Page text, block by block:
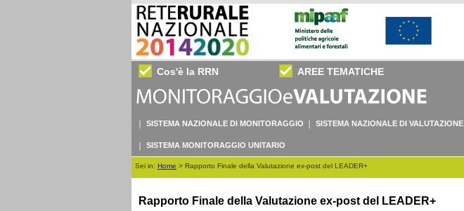
Cos'è la RRN AREE TEMATICHE
SISTEMA NAZIONALE DI MONITORAGGIO SISTEMA NAZIONALE DI VALUTAZIONE
SISTEMA MONITORAGGIO UNITARIO
Sei in: Home > Rapporto Finale della Valutazione ex-post del LEADER+
Rapporto Finale della Valutazione ex-post del LEADER+